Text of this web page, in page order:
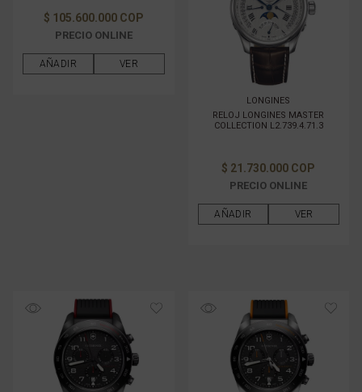
$ 105.600.000 COP
PRECIO ONLINE
AÑADIR VER
LONGINES
RELOJ LONGINES MASTER
COLLECTION L2.739.4.71.3
$ 21.730.000 COP
PRECIO ONLINE
AÑADIR VER